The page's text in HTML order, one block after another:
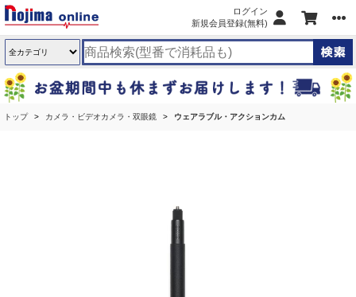
ログイン
新規会員登録(無料)
トップ カメラ・ビデオカメラ・双眼鏡 ウェアラブル・アクションカム